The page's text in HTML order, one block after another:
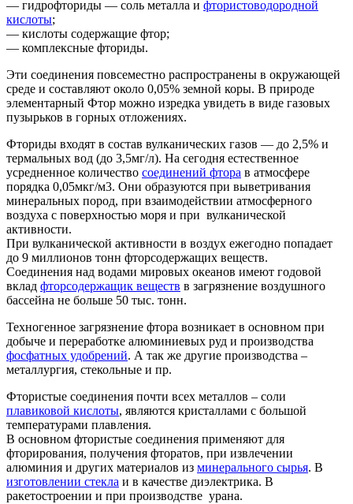
— гидрофториды — соль металла и фтористоводородной
кислоты;
— кислоты содержащие фтор;
— комплексные фториды.
Эти соединения повсеместно распространены в окружающей
среде и составляют около 0,05% земной коры. В природе
элементарный Фтор можно изредка увидеть в виде газовых
пузырьков в горных отложениях.
Фториды входят в состав вулканических газов — до 2,5% и
термальных вод (до 3,5мг/л). На сегодня естественное
усредненное количество соединений фтора в атмосфере
порядка 0,05мкг/м3. Они образуются при выветривания
минеральных пород, при взаимодействии атмосферного
воздуха с поверхностью моря и при вулканической
активности.
При вулканической активности в воздух ежегодно попадает
до 9 миллионов тонн фторсодержащих веществ.
Соединения над водами мировых океанов имеют годовой
вклад фторсодержащик веществ в загрязнение воздушного
бассейна не больше 50 тыс. тонн.
Техногенное загрязнение фтора возникает в основном при
добыче и переработке алюминиевых руд и производства
фосфатных удобрений. А так же другие производства –
металлургия, стекольные и пр.
Фтористые соединения почти всех металлов – соли
плавиковой кислоты, являются кристаллами с большой
температурами плавления.
В основном фтористые соединения применяют для
фторирования, получения фторатов, при извлечении
алюминия и других материалов из минерального сырья. В
изготовлении стекла и в качестве диэлектрика. В
ракетостроении и при производстве урана.